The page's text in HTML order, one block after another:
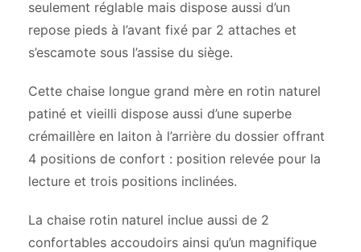
seulement réglable mais dispose aussi d’un
repose pieds à l’avant fixé par 2 attaches et
s’escamote sous l’assise du siège.
Cette chaise longue grand mère en rotin naturel
patiné et vieilli dispose aussi d’une superbe
crémaillère en laiton à l’arrière du dossier offrant
4 positions de confort : position relevée pour la
lecture et trois positions inclinées.
La chaise rotin naturel inclue aussi de 2
confortables accoudoirs ainsi qu’un magnifique